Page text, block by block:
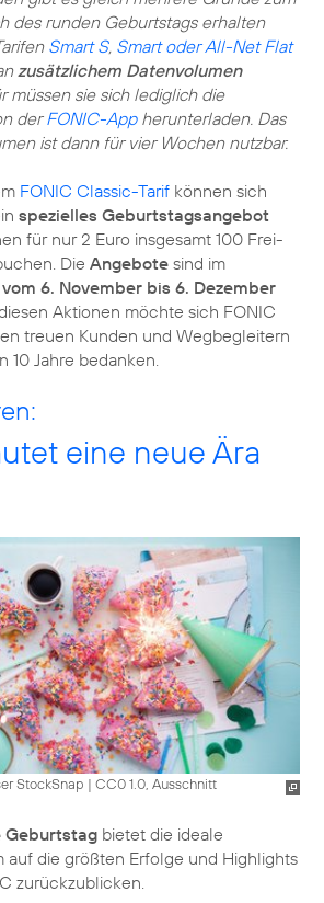
des runden Geburtstags erhalten
Smart S, Smart oder All-Net Flat
zusätzlichem Datenvolumen
müssen sie sich lediglich die
derFONIC-Appherunterladen. Das
ist dann für vier Wochen nutzbar.
FONIC Classic-Tarif können sich
spezielles Geburtstagsangebot
für nur 2 Euro insgesamt 100 Frei-
Die Angebote sind im
vom 6. November bis 6. Dezember
Aktionen möchte sich FONIC
treuen Kunden und Wegbegleitern
10 Jahre bedanken.
eine neue Ära
StockSnap | CC0 1.0, Ausschnitt
Geburtstag bietet die ideale
auf die größten Erfolge und Highlights
zurückzublicken.